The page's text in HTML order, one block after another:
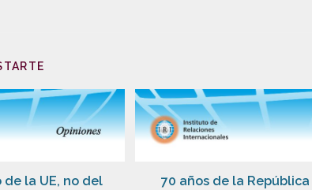
de la UE, no del
70 años de la